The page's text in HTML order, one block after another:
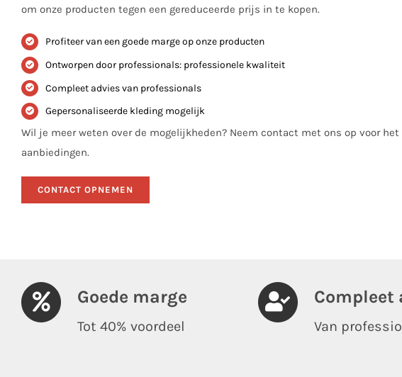
om onze producten tegen een gereduceerde prijs in te kopen.
Profiteer van een goede marge op onze producten
Ontworpen door professionals: professionele kwaliteit
Compleet advies van professionals
Gepersonaliseerde kleding mogelijk
Wil je meer weten over de mogelijkheden? Neem contact met ons op voor
aanbiedingen.
CONTACT OPNEMEN
Goede marge
Tot 40% voordeel
Compleet
Van